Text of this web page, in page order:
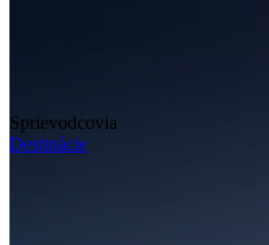
Sprievodcovia
Destinácie